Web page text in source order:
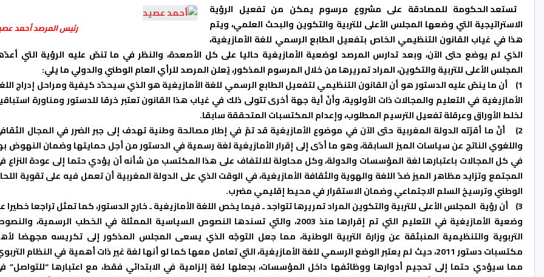
رئيس المرصد أحمد
تستعد الحكومة للمصادقة على مشروع مرسوم يمكن من تفعيل الرؤية
الاستراتيجية التي وضعها المجلس الأعلى للتربية والتكوين والبحث العلمي، ويتم
هذا في غياب القانون التنظيمي الخاص بتفعيل الطابع الرسمي للغة الأمازيغية،
الذي لم يوضع حتى الآن، وبعد تدارس المرصد لوضعية الأمازيغية حاليا على كل الأصعدة، والنظر في ما تنصّ عليه الرؤية التي
المجلس الأعلى للتربية والتكوين، المراد تمريرها من خلال المرسوم المذكور، يُعلن المرصد للرأي العام الوطني والدولي ما يلي:
1)
أن ما ينصّ عليه الدستور هو أن القانون التنظيمي لتفعيل الطابع الرسمي للغة الأمازيغية هو الذي سيحدّد كيفية ومراحل إدراج
الأمازيغية في التعليم والمجالات ذات الأولوية، وأنّ أية جهة أخرى تتولى ذلك في غياب هذا القانون تعتبر خرقا للدستور ومناورة
لخلط الأوراق وعرقلة تفعيل الترسيم المطلوب، وإعدام المكتسبات المتحققة سابقا.
2)
أنّ ما أقرّته الدولة المغربية حتى الآن في موضوع الأمازيغية قد تمّ في إطار مصالحة وطنية تهدف إلى جبر الضرر في المجال
واللغوي الناتج عن سياسات الميز السابقة، وهو ما أدّى إلى إقرار الأمازيغية لغة رسمية في الدستور من أجل حمايتها وضمان النهوض
في كل المجالات باعتبارها لغة المؤسسات والدولة، وكل محاولة للالتفاف على هذا المكتسب من شأنه أن يؤدي حتما إلى عودة النزاع
المجتمع وتزايد مظاهر الميز ضدّ اللغة والهوية والثقافة الأمازيغية، في الوقت الذي على الدولة المغربية أن تعمل فيه على تقوية
الوطني وترسيخ السلم الاجتماعي وضمان الاستقرار في محيط إقليمي مضرب.
3)
أن رؤية المجلس الأعلى للتربية والتكوين المراد تمريرها تتواجد ـ فيما يخص اللغة الأمازيغية ـ خارج الدستور، كما تمثل تراجعا خطيرا
وضعية الأمازيغية في التعليم التي تم إقرارها منذ 2003، والتي تسندها النصوص السياسية الممثلة في الخطب الرسمية،
التربوية والتنظيمية المنبثقة عن وزارة التربية الوطنية، مما جعل التوجّه الذي يسعى المجلس المذكور إلى تكريسه مجهضا
مكتسبات دستور 2011، حيث لم يعتبر الوضع الرسمي للغة الأمازيغية، التي تعامل معها كما لو أنها لغة غير ذات أهمية في النظام
مما سيؤدي حتما إلى تحجيم أدوارها ووظائفها داخل المؤسسات، بجعلها لغة إلزامية في الابتدائي فقط، مع اعتبارها “للتواصل”